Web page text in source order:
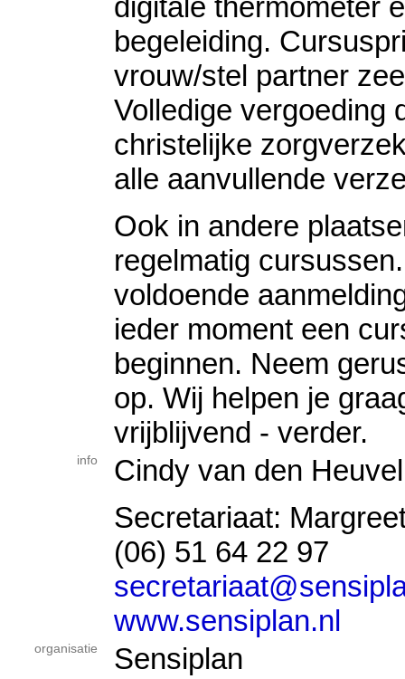
digitale thermometer
begeleiding.
vrouw/stel partner
Volledige vergoeding
christelijke
alle aanvullende
Ook in andere
regelmatig
voldoende
ieder moment een
beginnen. Neem
op. Wij helpen je
vrijblijvend - verder.
info
Cindy van den Heuvel
Secretariaat:
(06) 51 64 22 97
www.sensiplan.nl
organisatie Sensiplan